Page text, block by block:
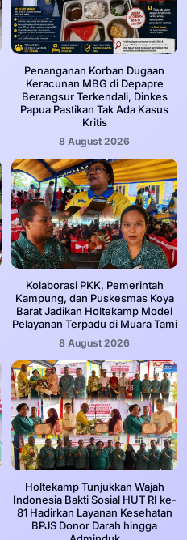
Penanganan Korban Dugaan
Keracunan MBG di Depapre
Berangsur Terkendali, Dinkes
Papua Pastikan Tak Ada Kasus
Kritis
8 August 2026
Kolaborasi PKK, Pemerintah
Kampung, dan Puskesmas Koya
Barat Jadikan Holtekamp Model
Pelayanan Terpadu di Muara Tami
8 August 2026
Holtekamp Tunjukkan Wajah
Indonesia Bakti Sosial HUT RI ke-
81 Hadirkan Layanan Kesehatan
BPJS Donor Darah hingga